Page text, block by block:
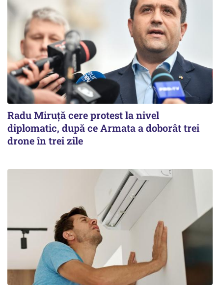
Radu Miruţă cere protest la nivel
diplomatic, după ce Armata a doborât trei
drone în trei zile